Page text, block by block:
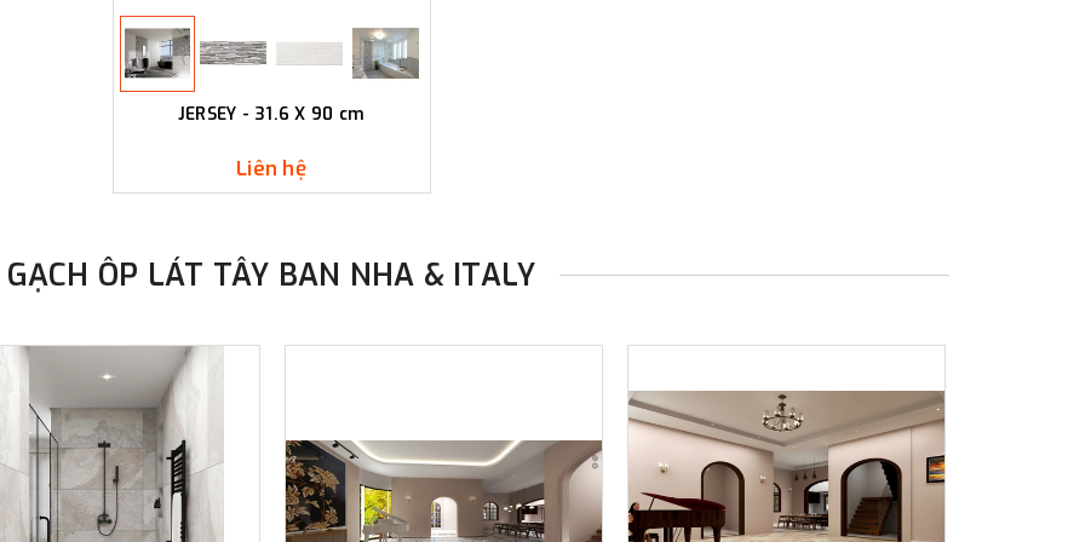
2. Bảo mật
- Chúng tôi có biện pháp thích hợp về kỹ thuật và an ninh để ngăn chặn truy cập
trái phép hoặc trái pháp luật hoặc mất mát hoặc tiêu hủy hoặc thiệt hại cho
- Chúng tôi khuyên quý khách không nên đưa thông tin chi tiết về việc thanh toán
với bất kỳ ai bằng e-mail, chúng tôi không chịu trách nhiệm về những mất mát
- Quý khách tuyệt đối không sử dụng bất kỳ chương trình, công cụ hay hình thức
bị tước bỏ mọi quyền lợi cũng như sẽ bị truy tố trước pháp luật nếu cần thiết.
- Mọi thông tin giao dịch sẽ được bảo mật nhưng trong trường hợp cơ quan pháp
luật yêu cầu, chúng tôi sẽ buộc phải cung cấp những thông tin này cho các cơ
quan pháp luật.
Các điều kiện, điều khoản và nội dung của trang web này được điều chỉnh bởi luật
JERSEY - 31.6 X 90 cm
Liên hệ
GẠCH ÔP LÁT TÂY BAN NHA & ITALY